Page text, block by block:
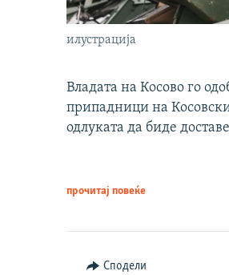
илустрација
Владата на Косово го
припадници на
одлуката да биде
прочитај повеќе
Сподели